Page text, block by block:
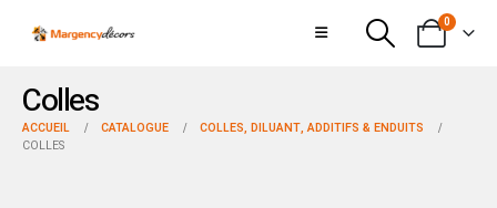
0
Colles
ACCUEIL CATALOGUE
COLLES, DILUANT, ADDITIFS & ENDUITS
COLLES